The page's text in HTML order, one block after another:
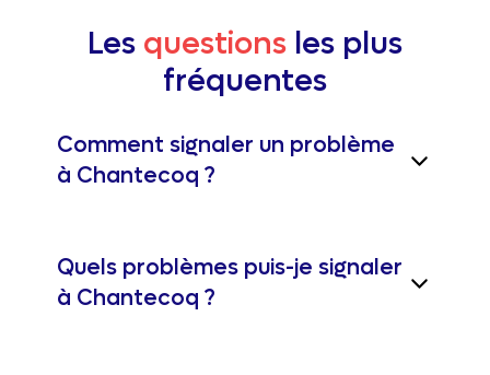
Les questions les plus
fréquentes
Comment signaler un problème
à Chantecoq ?
Quels problèmes puis-je signaler
à Chantecoq ?